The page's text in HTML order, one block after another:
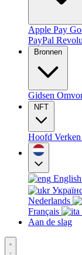
Apple Pay
PayPal
Bronnen
Gidsen
NFT
Hoofd Verken
English
Nederlands
Français
Aan de slag